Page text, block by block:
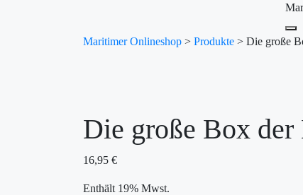
Maritimer Onlineshop > Produkte > Die große
Die große Box
16,95 €
Enthält 19% Mwst.